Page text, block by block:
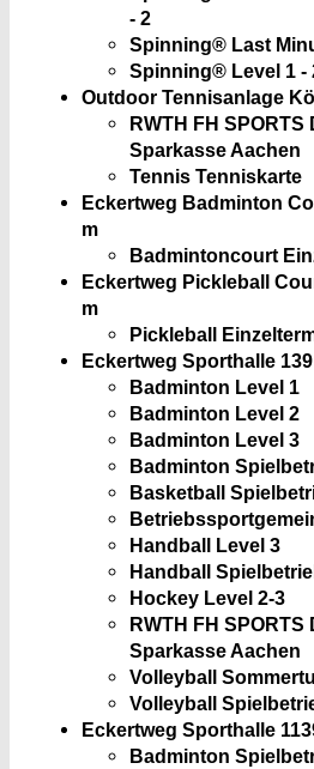
- 2
Spinning® Last
Spinning® Level 1 -
Outdoor Tennisanlage
RWTH FH
Sparkasse Aachen
Tennis Tenniskarte
Eckertweg Badminton
m
Badmintoncourt
Eckertweg Pickleball
m
Pickleball
Eckertweg Sporthalle
Badminton Level 1
Badminton Level 2
Badminton Level 3
Badminton
Basketball
Handball Level 3
Handball
Hockey Level 2-3
RWTH FH
Sparkasse Aachen
Volleyball
Volleyball
Eckertweg Sporthalle 1
Badminton